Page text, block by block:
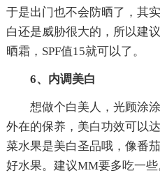
于是出门也不会防晒了，其
白还是威胁很大的，所以建
晒霜，SPF值15就可以了。
6、内调美白
想做个白美人，光顾涂
外在的保养，美白功效可以
菜水果是美白圣品哦，像番
好水果。建议MM要多吃一些